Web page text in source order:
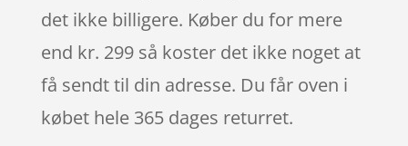
det ikke billigere. Køber du for mere
end kr. 299 så koster det ikke noget at
få sendt til din adresse. Du får oven i
købet hele 365 dages returret.